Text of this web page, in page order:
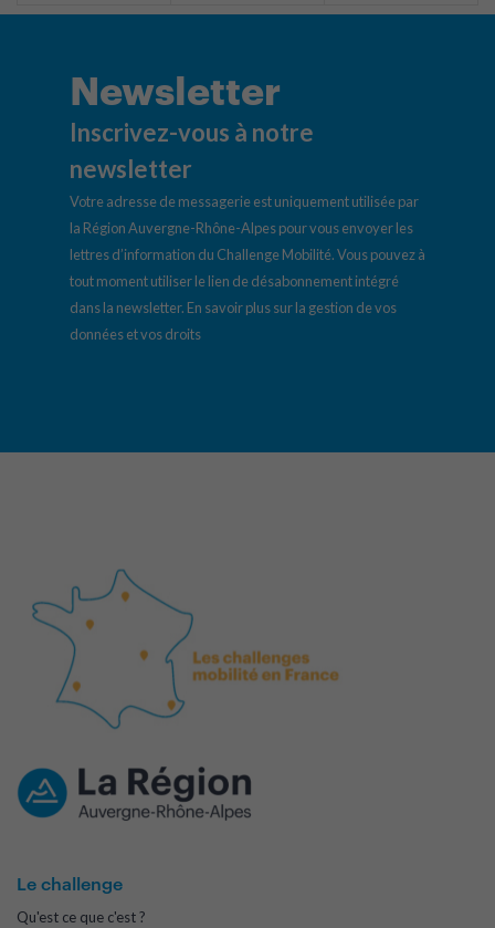
Newsletter
Inscrivez-vous à notre
newsletter
Votre adresse de messagerie est uniquement utilisée par
la Région Auvergne-Rhône-Alpes pour vous envoyer les
lettres d’information du Challenge Mobilité. Vous pouvez à
tout moment utiliser le lien de désabonnement intégré
dans la newsletter. En savoir plus sur la gestion de vos
données et vos droits
Le challenge
Qu'est ce que c'est ?